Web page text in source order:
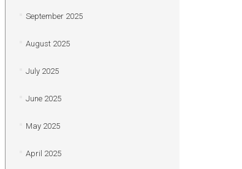
September 2025
August 2025
July 2025
June 2025
May 2025
April 2025